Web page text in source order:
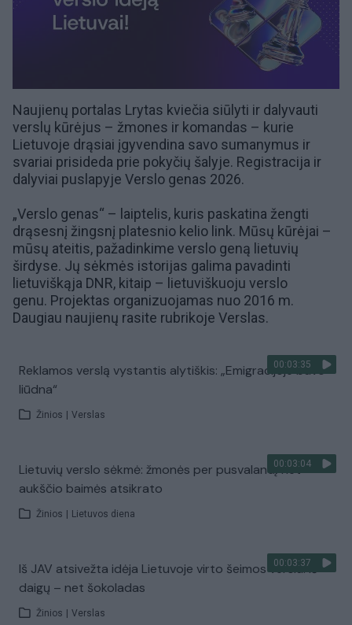
Naujienų portalas Lrytas kviečia siūlyti ir dalyvauti
verslų kūrėjus – žmones ir komandas – kurie
Lietuvoje drąsiai įgyvendina savo sumanymus ir
svariai prisideda prie pokyčių šalyje. Registracija ir
dalyviai puslapyje Verslo genas 2026.
„Verslo genas“ – laiptelis, kuris paskatina žengti
drąsesnį žingsnį platesnio kelio link. Mūsų kūrėjai –
mūsų ateitis, pažadinkime verslo geną lietuvių
širdyse. Jų sėkmės istorijas galima pavadinti
lietuviškąja DNR, kitaip – lietuviškuoju verslo
genu. Projektas organizuojamas nuo 2016 m.
Daugiau naujienų rasite rubrikoje Verslas.
00:03:35
Reklamos verslą vystantis alytiškis: „Emigracijoje buvo
liūdna“
Žinios Verslas
00:03:04
Lietuvių verslo sėkmė: žmonės per pusvalandį net
aukščio baimės atsikrato
Žinios Lietuvos diena
00:03:37
Iš JAV atsivežta idėja Lietuvoje virto šeimos verslu: iš
daigų – net šokoladas
Žinios Verslas